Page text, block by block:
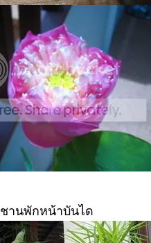
ชานพักหน้าบันได